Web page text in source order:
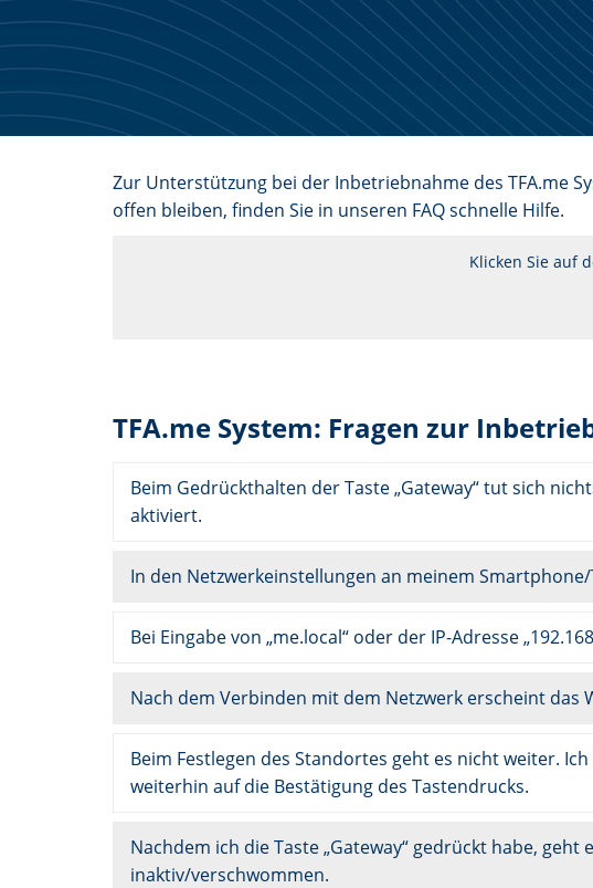
Zur Unterstützung bei der Inbetriebnahme des TFA.me
offen bleiben, finden Sie in unseren FAQ schnelle Hilfe.
Klicken Sie auf
TFA.me System: Fragen zur
Beim Gedrückthalten der Taste „Gateway“ tut sich
aktiviert.
In den Netzwerkeinstellungen an meinem
Bei Eingabe von „me.local“ oder der IP-Adresse
Nach dem Verbinden mit dem Netzwerk erscheint das
Beim Festlegen des Standortes geht es nicht weiter.
weiterhin auf die Bestätigung des Tastendrucks.
Nachdem ich die Taste „Gateway“ gedrückt habe,
inaktiv/verschwommen.